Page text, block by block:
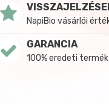
NapiBio vásárlói
GARANCIA
100% eredeti